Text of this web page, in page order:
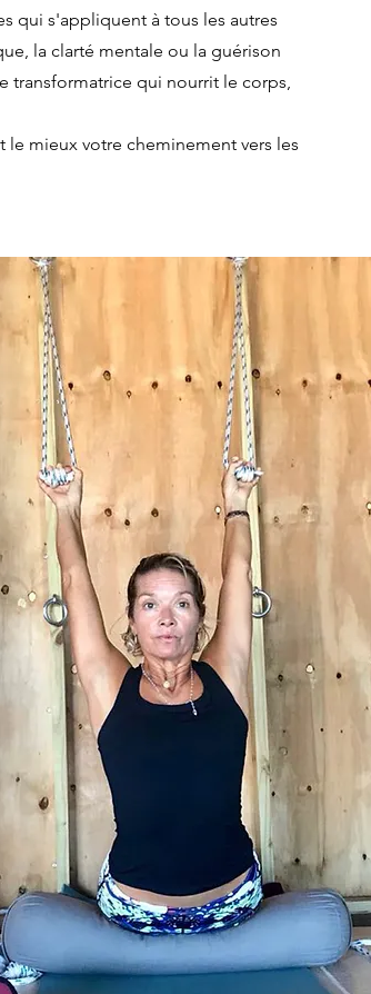
qui s'appliquent à tous les autres
la clarté mentale ou la guérison
transformatrice qui nourrit le corps,
mieux votre cheminement vers les